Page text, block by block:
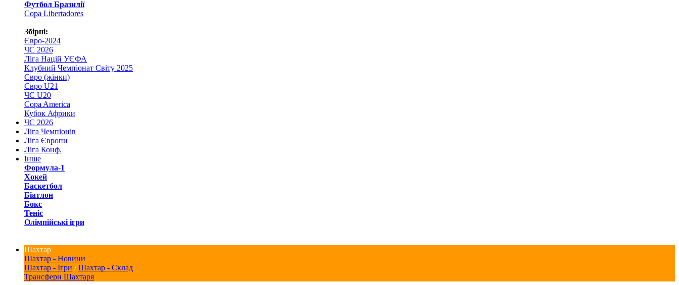
Футбол Бразилії
Copa Libertadores
Збірні:
Євро-2024
ЧС 2026
Ліга Націй УЄФА
Клубний Чемпіонат Світу 2025
Євро (жінки)
Євро U21
ЧС U20
Copa America
Кубок Африки
ЧС 2026
Ліга Чемпіонів
Ліга Європи
Ліга Конф.
Інше
Формула-1
Хокей
Баскетбол
Біатлон
Бокс
Теніс
Олімпійські ігри
Шахтар
Шахтар - Новини
Шахтар - Ігри /Шахтар - Склад
Трансфери Шахтаря